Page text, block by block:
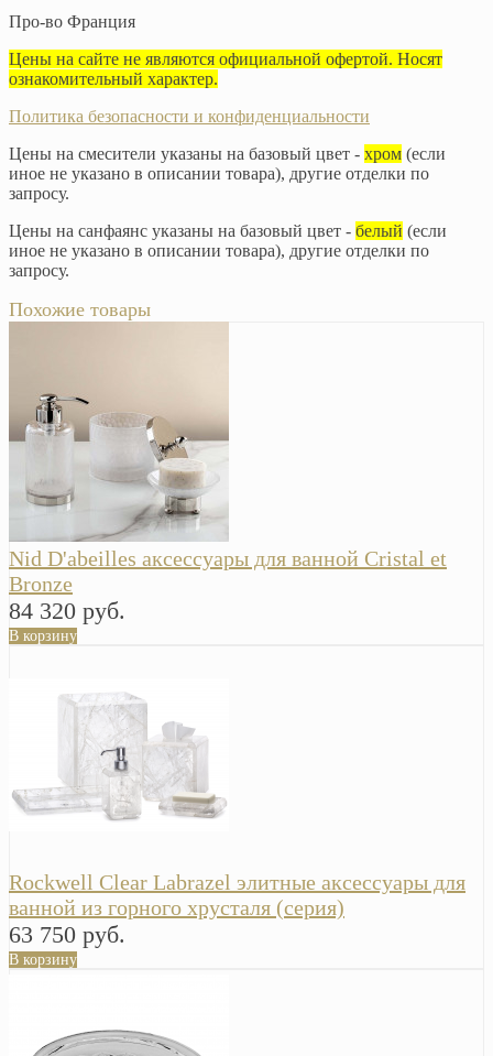
Про-во Франция
Цены на сайте не являются официальной офертой. Носят
ознакомительный характер.
Политика безопасности и конфиденциальности
Цены на смесители указаны на базовый цвет - хром (если
иное не указано в описании товара), другие отделки по
запросу.
Цены на санфаянс указаны на базовый цвет - белый (если
иное не указано в описании товара), другие отделки по
запросу.
Похожие товары
Nid D'abeilles аксессуары для ванной Cristal et
Bronze
84 320 руб.
В корзину
Rockwell Clear Labrazel элитные аксессуары для
ванной из горного хрусталя (серия)
63 750 руб.
В корзину